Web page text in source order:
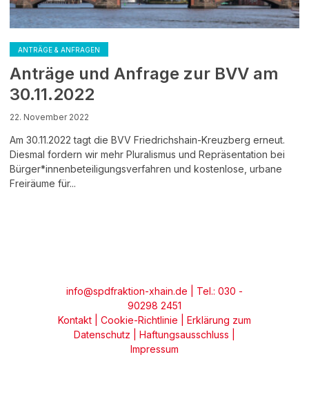
ANTRÄGE & ANFRAGEN
Anträge und Anfrage zur BVV am
30.11.2022
22. November 2022
Am 30.11.2022 tagt die BVV Friedrichshain-Kreuzberg erneut.
Diesmal fordern wir mehr Pluralismus und Repräsentation bei
Bürger*innenbeteiligungsverfahren und kostenlose, urbane
Freiräume für...
info@spdfraktion-xhain.de | Tel.: 030 -
90298 2451
Kontakt
Cookie-Richtlinie
Erklärung zum
Datenschutz
Haftungsausschluss
Impressum